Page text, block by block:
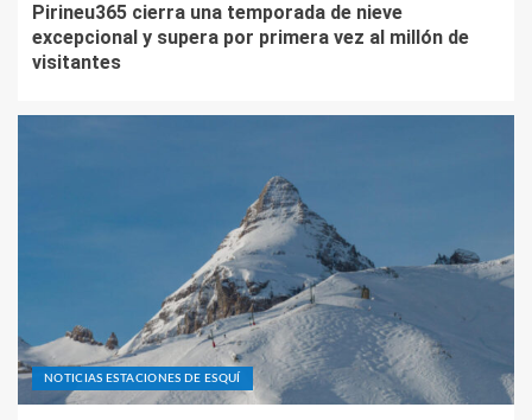
Pirineu365 cierra una temporada de nieve
excepcional y supera por primera vez al millón de
visitantes
NOTICIAS ESTACIONES DE ESQUÍ